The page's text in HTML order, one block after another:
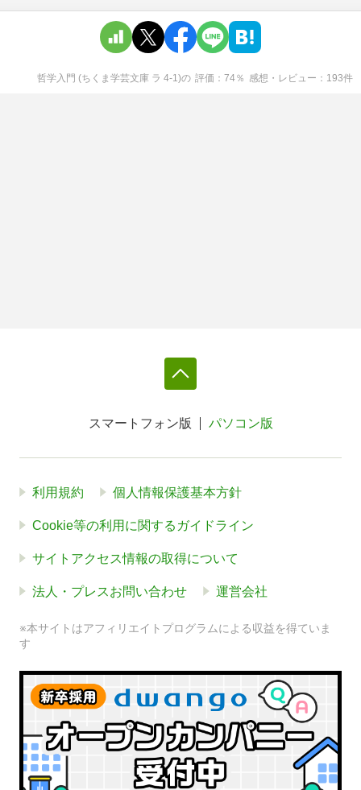
哲学入門 (ちくま学芸文庫 ラ 4-1)の 評価 74％ 感想・レビュー 193件
スマートフォン版 パソコン版
利用規約 個人情報保護基本方針
Cookie等の利用に関するガイドライン
サイトアクセス情報の取得について
法人・プレスお問い合わせ 運営会社
※本サイトはアフィリエイトプログラムによる収益を得ていま
す